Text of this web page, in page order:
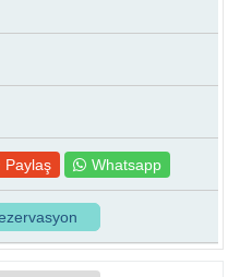
Paylaş Whatsapp